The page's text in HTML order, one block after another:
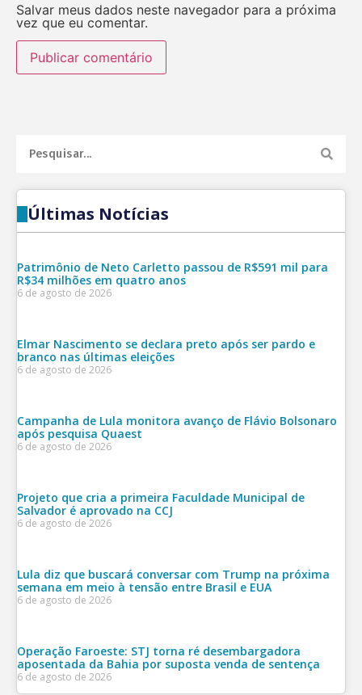
Salvar meus dados neste navegador para a próxima
vez que eu comentar.
Últimas Notícias
Patrimônio de Neto Carletto passou de R$591 mil para
R$34 milhões em quatro anos
6 de agosto de 2026
Elmar Nascimento se declara preto após ser pardo e
branco nas últimas eleições
6 de agosto de 2026
Campanha de Lula monitora avanço de Flávio Bolsonaro
após pesquisa Quaest
6 de agosto de 2026
Projeto que cria a primeira Faculdade Municipal de
Salvador é aprovado na CCJ
6 de agosto de 2026
Lula diz que buscará conversar com Trump na próxima
semana em meio à tensão entre Brasil e EUA
6 de agosto de 2026
Operação Faroeste: STJ torna ré desembargadora
aposentada da Bahia por suposta venda de sentença
6 de agosto de 2026